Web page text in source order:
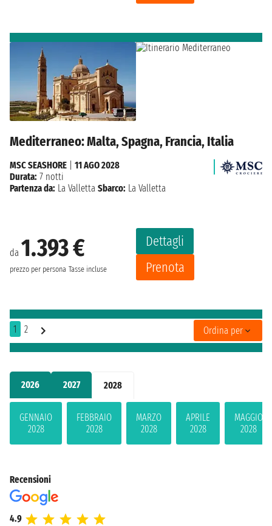
2026 2027 2028
GENNAIO
2028
FEBBRAIO
2028
MARZO
2028
APRILE
2028
MAGGIO
2028
Mediterraneo: Malta, Spagna, Francia, Italia
da 1.393 €
prezzo per persona Tasse incluse
Dettagli
Prenota
MSC SEASHORE
11 AGO 2028
Durata: 7 notti
Partenza da: La Valletta Sbarco: La Valletta
1 2 Ordina per
Recensioni
4.9